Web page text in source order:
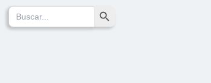
Search
for:
Search Button